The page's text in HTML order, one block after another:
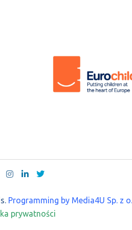
Programming by Media4U Sp. z
prywatności